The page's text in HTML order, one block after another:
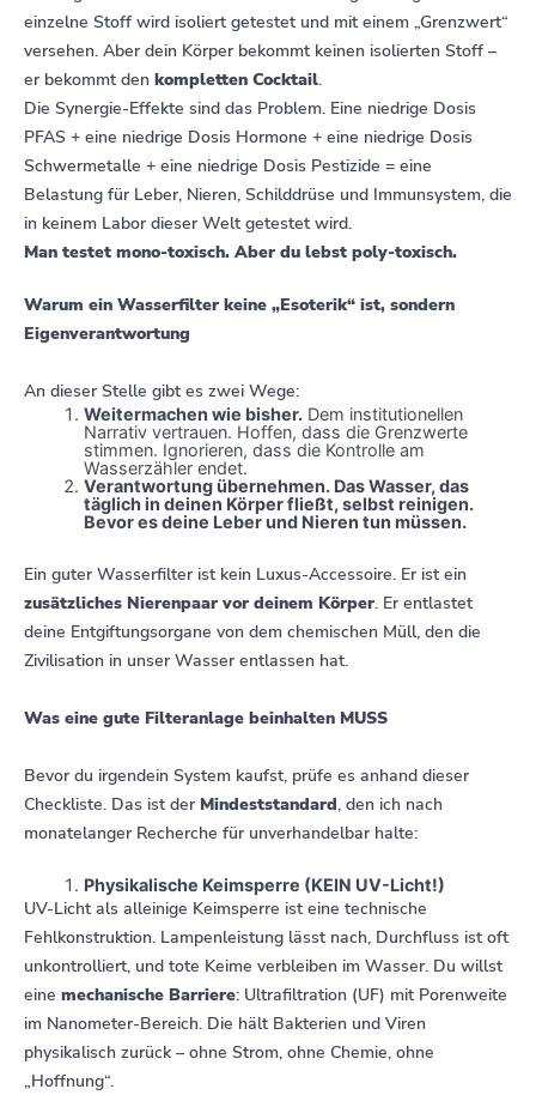
einzelne Stoff wird isoliert getestet und mit einem „Grenzwert“
versehen. Aber dein Körper bekommt keinen isolierten Stoff –
er bekommt den kompletten Cocktail.
Die Synergie-Effekte sind das Problem. Eine niedrige Dosis
PFAS + eine niedrige Dosis Hormone + eine niedrige Dosis
Schwermetalle + eine niedrige Dosis Pestizide = eine
Belastung für Leber, Nieren, Schilddrüse und Immunsystem, die
in keinem Labor dieser Welt getestet wird.
Man testet mono-toxisch. Aber du lebst poly-toxisch.
Warum ein Wasserfilter keine „Esoterik“ ist, sondern
Eigenverantwortung
An dieser Stelle gibt es zwei Wege:
Weitermachen wie bisher. Dem institutionellen
Narrativ vertrauen. Hoffen, dass die Grenzwerte
stimmen. Ignorieren, dass die Kontrolle am
Wasserzähler endet.
Verantwortung übernehmen. Das Wasser, das
täglich in deinen Körper fließt, selbst reinigen.
Bevor es deine Leber und Nieren tun müssen.
Ein guter Wasserfilter ist kein Luxus-Accessoire. Er ist ein
zusätzliches Nierenpaar vor deinem Körper. Er entlastet
deine Entgiftungsorgane von dem chemischen Müll, den die
Zivilisation in unser Wasser entlassen hat.
Was eine gute Filteranlage beinhalten MUSS
Bevor du irgendein System kaufst, prüfe es anhand dieser
Checkliste. Das ist der Mindeststandard, den ich nach
monatelanger Recherche für unverhandelbar halte:
Physikalische Keimsperre (KEIN UV-Licht!)
UV-Licht als alleinige Keimsperre ist eine technische
Fehlkonstruktion. Lampenleistung lässt nach, Durchfluss ist oft
unkontrolliert, und tote Keime verbleiben im Wasser. Du willst
eine mechanische Barriere: Ultrafiltration (UF) mit Porenweite
im Nanometer-Bereich. Die hält Bakterien und Viren
physikalisch zurück – ohne Strom, ohne Chemie, ohne
„Hoffnung“.